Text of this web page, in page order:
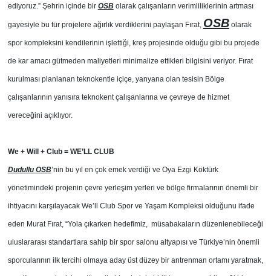
ediyoruz.” Şehrin içinde bir OSBolarak çalışanların verimliliklerinin artması
gayesiyle bu tür projelere ağırlık verdiklerini paylaşan Fırat, OSBolarak
spor kompleksini kendilerinin işlettiği, kreş projesinde olduğu gibi bu projede
de kar amacı gütmeden maliyetleri minimalize ettikleri bilgisini veriyor. Fırat
kurulması planlanan teknokentle içiçe, yanyana olan tesisin Bölge
çalışanlarının yanısıra teknokent çalışanlarına ve çevreye de hizmet
vereceğini açıklıyor.
We + Will + Club = WE’LL CLUB
Dudullu OSB’nin bu yıl en çok emek verdiği ve Oya Ezgi Köktürk
yönetimindeki projenin çevre yerleşim yerleri ve bölge firmalarının önemli bir
ihtiyacını karşılayacak We’ll Club Spor ve Yaşam Kompleksi olduğunu ifade
eden Murat Fırat, “Yola çıkarken hedefimiz, müsabakaların düzenlenebileceği
uluslararası standartlara sahip bir spor salonu altyapısı ve Türkiye’nin önemli
sporcularının ilk tercihi olmaya aday üst düzey bir antrenman ortamı yaratmak,